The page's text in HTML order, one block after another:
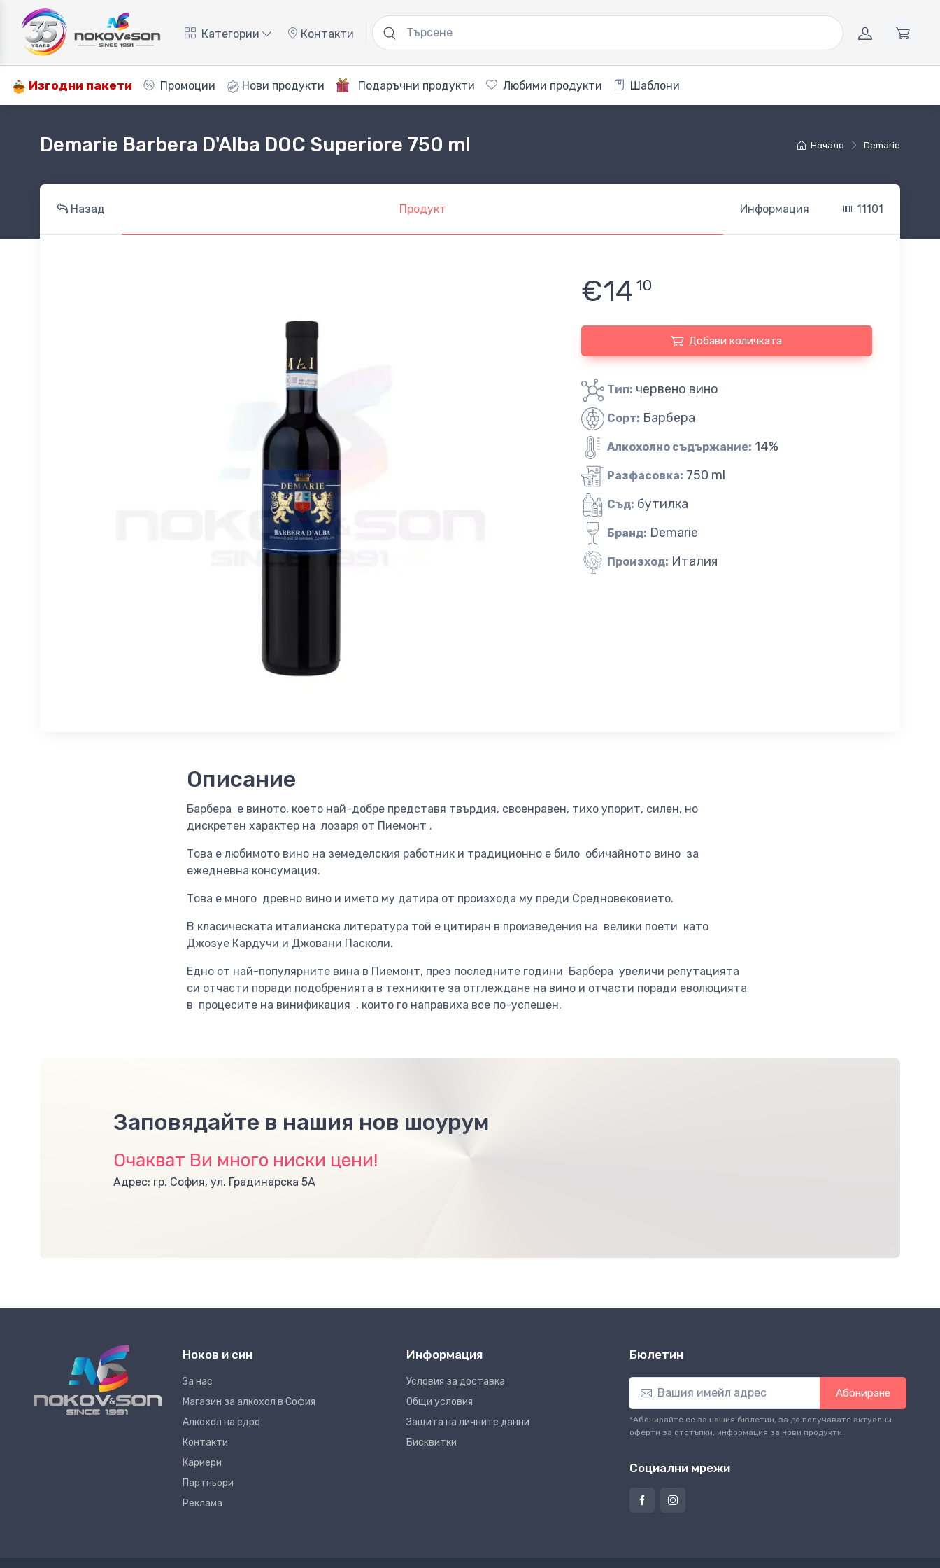
Категории Контакти
Изгодни пакети Промоции Нови продукти Подаръчни продукти Любими продукти Шаблони
Начало Demarie
Demarie Barbera D'Alba DOC Superiore 750 ml
Назад Продукт Информация 11101
€14 10
Добави количката
Тип: червено вино
Сорт: Барбера
Алкохолно съдържание: 14%
Разфасовка: 750 ml
Съд: бутилка
Бранд: Demarie
Произход: Италия
Описание
Барбера е виното, което най-добре представя твърдия, своенравен, тихо упорит, силен, но
дискретен характер на лозаря от Пиемонт .
Това е любимото вино на земеделския работник и традиционно е било обичайното вино за
ежедневна консумация.
Това е много древно вино и името му датира от произхода му преди Средновековието.
В класическата италианска литература той е цитиран в произведения на велики поети като
Джозуе Кардучи и Джовани Пасколи.
Едно от най-популярните вина в Пиемонт, през последните години Барбера увеличи репутацията
си отчасти поради подобренията в техниките за отглеждане на вино и отчасти поради еволюцията
в процесите на винификация , които го направиха все по-успешен.
Заповядайте в нашия нов шоурум
Очакват Ви много ниски цени!
Адрес: гр. София, ул. Градинарска 5А
Ноков и син
За нас
Магазин за алкохол в София
Алкохол на едро
Контакти
Кариери
Партньори
Реклама
Информация
Условия за доставка
Общи условия
Защита на личните данни
Бисквитки
Бюлетин
Абониране
*Абонирайте се за нашия бюлетин, за да получавате актуални
оферти за отстъпки, информация за нови продукти.
Социални мрежи